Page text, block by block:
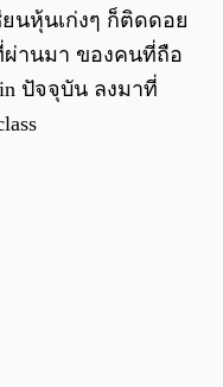
นหุ้นเก่งๆ ก็ติดดอย
านมา ของคนที่ถือ
ปัจจุบัน ลงมาที่